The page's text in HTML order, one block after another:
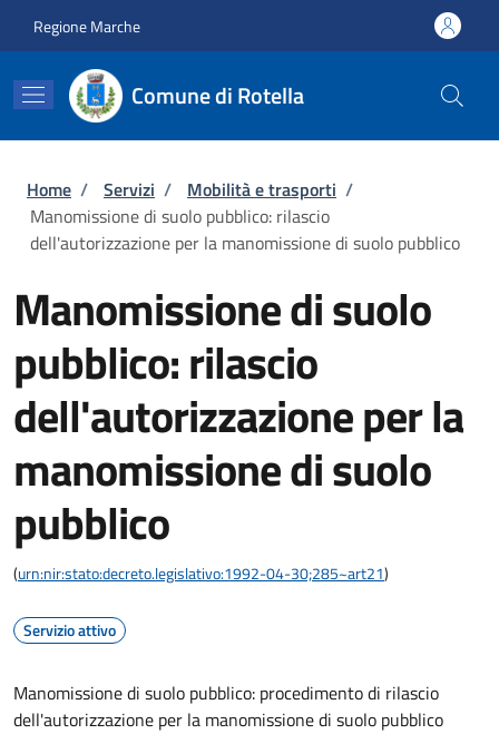
Regione Marche
Comune di Rotella
Briciole di pane
Home / Servizi / Mobilità e trasporti /
Manomissione di suolo pubblico: rilascio
dell'autorizzazione per la manomissione di suolo pubblico
Manomissione di suolo
pubblico: rilascio
dell'autorizzazione per la
manomissione di suolo
pubblico
(urn:nir:stato:decreto.legislativo:1992-04-30;285~art21)
Servizio attivo
Manomissione di suolo pubblico: procedimento di rilascio
dell'autorizzazione per la manomissione di suolo pubblico